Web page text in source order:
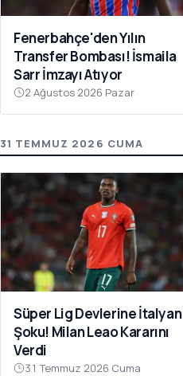
Fenerbahçe'den Yılın
Transfer Bombası! İsmaila
Sarr İmzayı Atıyor
2 Ağustos 2026 Pazar
31 TEMMUZ 2026 CUMA
Süper Lig Devlerine İtalyan
Şoku! Milan Leao Kararını
Verdi
31 Temmuz 2026 Cuma